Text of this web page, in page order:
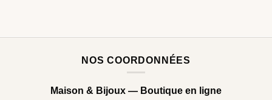
NOS COORDONNÉES
Maison & Bijoux — Boutique en ligne